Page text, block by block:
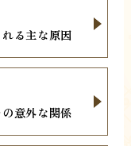
る主な原因
意外な関係